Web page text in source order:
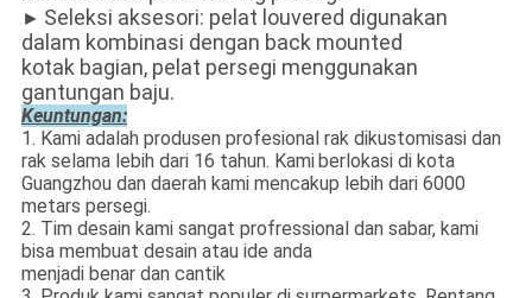
► Seleksi aksesori: pelat louvered digunakan
dalam kombinasi dengan back mounted
kotak bagian, pelat persegi menggunakan
gantungan baju.
Keuntungan:
1. Kami adalah produsen profesional rak dikustomisasi dan
rak selama lebih dari 16 tahun. Kami berlokasi di kota
Guangzhou dan daerah kami mencakup lebih dari 6000
metars persegi.
2. Tim desain kami sangat profressional dan sabar, kami
bisa membuat desain atau ide anda
menjadi benar dan cantik